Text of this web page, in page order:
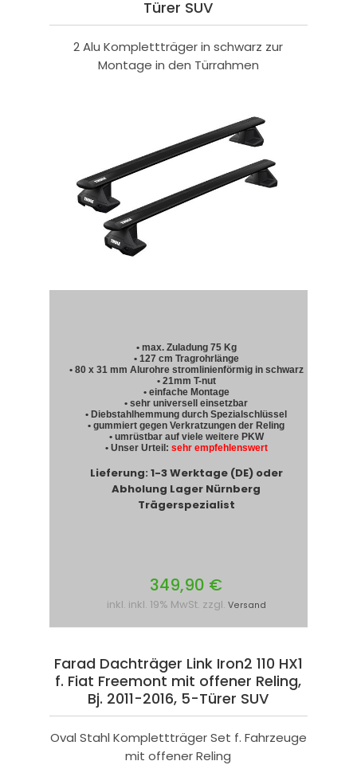
Türer SUV
2 Alu Komplettträger in schwarz zur
Montage in den Türrahmen
• max. Zuladung 75 Kg
• 127 cm Tragrohrlänge
• 80 x 31 mm Alurohre stromlinienförmig in schwarz
• 21mm T-nut
• einfache Montage
• sehr universell einsetzbar
• Diebstahlhemmung durch Spezialschlüssel
• gummiert gegen Verkratzungen der Reling
• umrüstbar auf viele weitere PKW
• Unser Urteil: sehr empfehlenswert
Lieferung: 1-3 Werktage (DE) oder
Abholung Lager Nürnberg
Trägerspezialist
349,90 €
inkl. inkl. 19% MwSt. zzgl. Versand
Farad Dachträger Link Iron2 110 HX1
f. Fiat Freemont mit offener Reling,
Bj. 2011-2016, 5-Türer SUV
Oval Stahl Komplettträger Set f. Fahrzeuge
mit offener Reling